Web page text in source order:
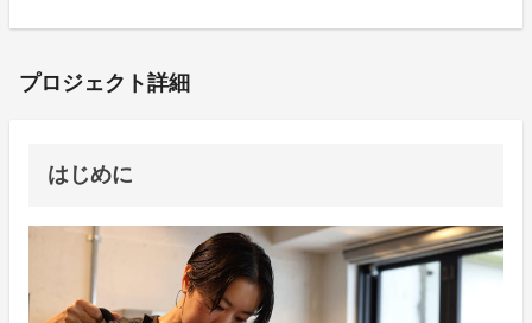
プロジェクト詳細
はじめに